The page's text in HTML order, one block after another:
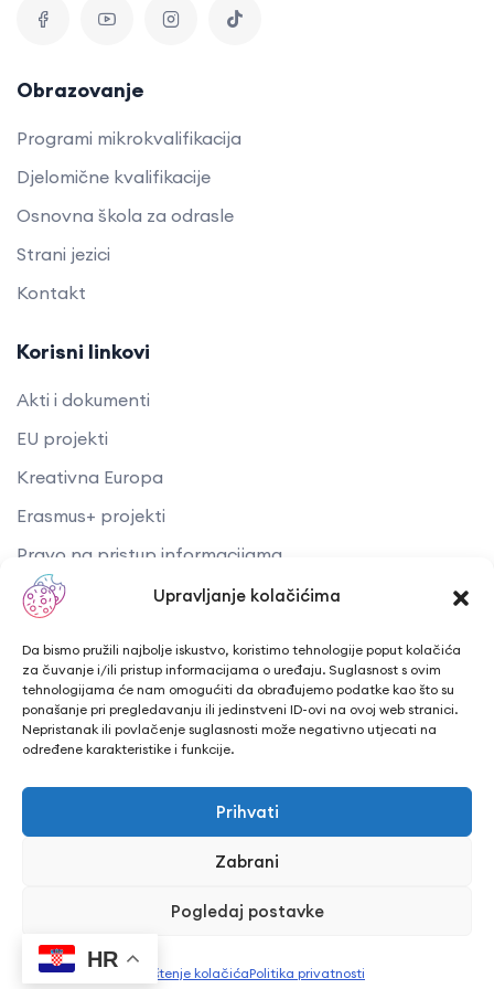
Upravljanje kolačićima
Da bismo pružili najbolje iskustvo, koristimo tehnologije poput kolačića
za čuvanje i/ili pristup informacijama o uređaju. Suglasnost s ovim
tehnologijama će nam omogućiti da obrađujemo podatke kao što su
ponašanje pri pregledavanju ili jedinstveni ID-ovi na ovoj web stranici.
Nepristanak ili povlačenje suglasnosti može negativno utjecati na
određene karakteristike i funkcije.
Prihvati
Zabrani
Pogledaj postavke
Korištenje kolačićaPolitika privatnosti
Obrazovanje
Programi mikrokvalifikacija
Djelomične kvalifikacije
Osnovna škola za odrasle
Strani jezici
Kontakt
Korisni linkovi
Akti i dokumenti
EU projekti
Kreativna Europa
Erasmus+ projekti
​​​​​​​Pravo na pristup informacijama
Arhiva objava
Kontaktirajte nas
Telefon: + 385 43 241 298
Email: info@cuk.hr
Lokacija: Trg hrvatskih branitelja 15, Bjelovar
CUK Bjelovar © Sva prava pridržana 2026. | WEB
PEPERIT
HR